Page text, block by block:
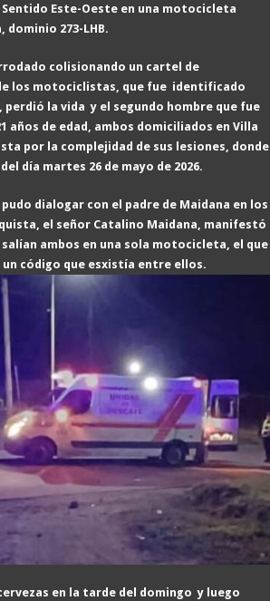
Este-Oeste en una motocicleta
dominio 273-LHB.
colisionando un cartel de
los motociclistas, que fue identificado
perdió la vida y el segundo hombre que fue
de edad, ambos domiciliados en Villa
porla complejidad de sus lesiones, donde
día martes 26 de mayo de 2026.
dialogar con el padre de Maidana en los
el señor Catalino Maidana, manifestó
ambos en una sola motocicleta, el que
código que esxistía entre ellos.
en la tarde del domingo y luego